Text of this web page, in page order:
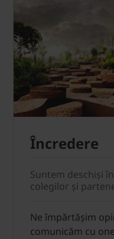
Încredere
Suntem deschiși
colegilor și
Ne împărtășim
comunicăm cu